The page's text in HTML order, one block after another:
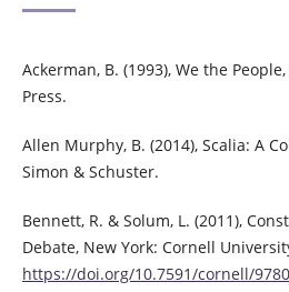
Ackerman, B. (1993), We the
Press.
Allen Murphy, B. (2014), Scalia: A
Simon & Schuster.
Bennett, R. & Solum, L. (2011),
Debate, New York: Cornell
https://doi.org/10.7591/cornell/